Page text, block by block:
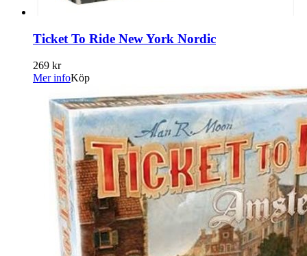
Ticket To Ride New York Nordic
269 kr
Mer infoKöp